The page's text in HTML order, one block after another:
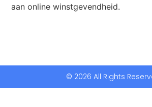
aan online winstgevendheid.
© 2026 All Rights